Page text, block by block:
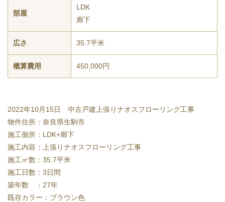
部屋
LDK
廊下
広さ 35.7平米
概算費用 450,000円
2022年10月15日 中古戸建上張りナオスフローリング工事
物件住所：奈良県生駒市
施工個所：LDK+廊下
施工内容：上張りナオスフローリング工事
施工㎡数：35.7平米
施工日数：3日間
築年数 ：27年
既存カラー：ブラウン色